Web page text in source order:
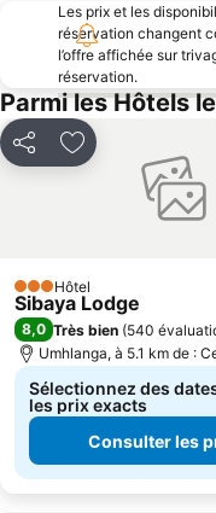
Les prix et les
réservation changent
l’offre affichée sur
réservation.
Parmi les Hôtels
PartagerAjouter à mes
3 Étoiles
Hôtel
Sibaya Lodge
8,0 Très bien (540
Umhlanga, à 5.1 km de :
Sélectionnez des
les prix exacts
Consulter les